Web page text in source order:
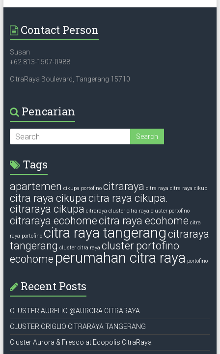
Contact Person
Susan
+62 813-1507-0988
CitraRaya Boulevard, Tangerang 15710
Pencarian
Tags
apartemen cikupa portofino citraraya citra raya citra raya cikup
citra raya cikupacitra raya cikupa.
citraraya cikupa citraraya cluster citra raya cluster portofino
citraraya ecohomecitra raya ecohome citra
raya portofino citra raya tangerang citraraya
tangerang cluster citra raya cluster portofino
ecohome perumahan citra raya portofino
Recent Posts
CLUSTER AURELIO @AURORA CITRARAYA
CLUSTER ORIGLIO CITRARAYA TANGERANG
Cluster Aurora & Fresco at Ecopolis CitraRaya